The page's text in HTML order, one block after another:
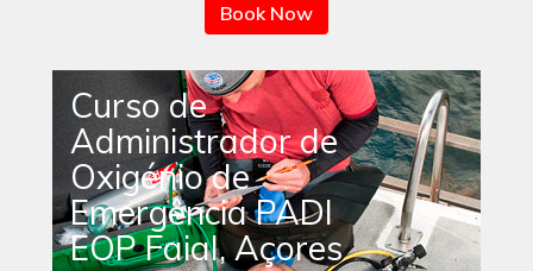
Book Now
Curso de
Administrador de
Oxigénio de
Emergência PADI
EOP Faial, Açores